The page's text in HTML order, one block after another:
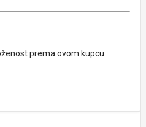
prema ovom kupcu